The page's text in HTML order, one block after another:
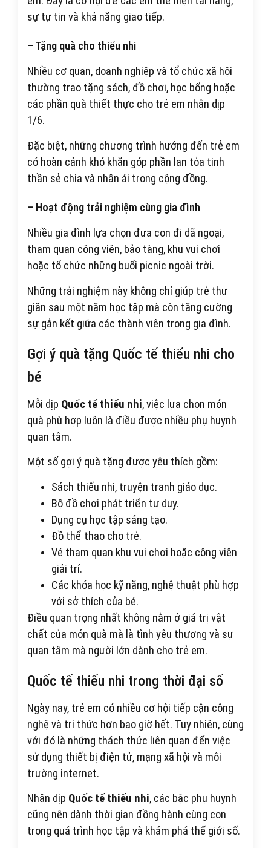
sự tự tin và khả năng giao tiếp.
– Tặng quà cho thiếu nhi
Nhiều cơ quan, doanh nghiệp và tổ chức xã hội
thường trao tặng sách, đồ chơi, học bổng hoặc
các phần quà thiết thực cho trẻ em nhân dịp
1/6.
Đặc biệt, những chương trình hướng đến trẻ em
có hoàn cảnh khó khăn góp phần lan tỏa tinh
thần sẻ chia và nhân ái trong cộng đồng.
– Hoạt động trải nghiệm cùng gia đình
Nhiều gia đình lựa chọn đưa con đi dã ngoại,
tham quan công viên, bảo tàng, khu vui chơi
hoặc tổ chức những buổi picnic ngoài trời.
Những trải nghiệm này không chỉ giúp trẻ thư
giãn sau một năm học tập mà còn tăng cường
sự gắn kết giữa các thành viên trong gia đình.
Gợi ý quà tặng Quốc tế thiếu nhi cho
bé
Mỗi dịp Quốc tế thiếu nhi, việc lựa chọn món
quà phù hợp luôn là điều được nhiều phụ huynh
quan tâm.
Một số gợi ý quà tặng được yêu thích gồm:
Sách thiếu nhi, truyện tranh giáo dục.
Bộ đồ chơi phát triển tư duy.
Dụng cụ học tập sáng tạo.
Đồ thể thao cho trẻ.
Vé tham quan khu vui chơi hoặc công viên
giải trí.
Các khóa học kỹ năng, nghệ thuật phù hợp
với sở thích của bé.
Điều quan trọng nhất không nằm ở giá trị vật
chất của món quà mà là tình yêu thương và sự
quan tâm mà người lớn dành cho trẻ em.
Quốc tế thiếu nhi trong thời đại số
Ngày nay, trẻ em có nhiều cơ hội tiếp cận công
nghệ và tri thức hơn bao giờ hết. Tuy nhiên, cùng
với đó là những thách thức liên quan đến việc
sử dụng thiết bị điện tử, mạng xã hội và môi
trường internet.
Nhân dịp Quốc tế thiếu nhi, các bậc phụ huynh
cũng nên dành thời gian đồng hành cùng con
trong quá trình học tập và khám phá thế giới số.